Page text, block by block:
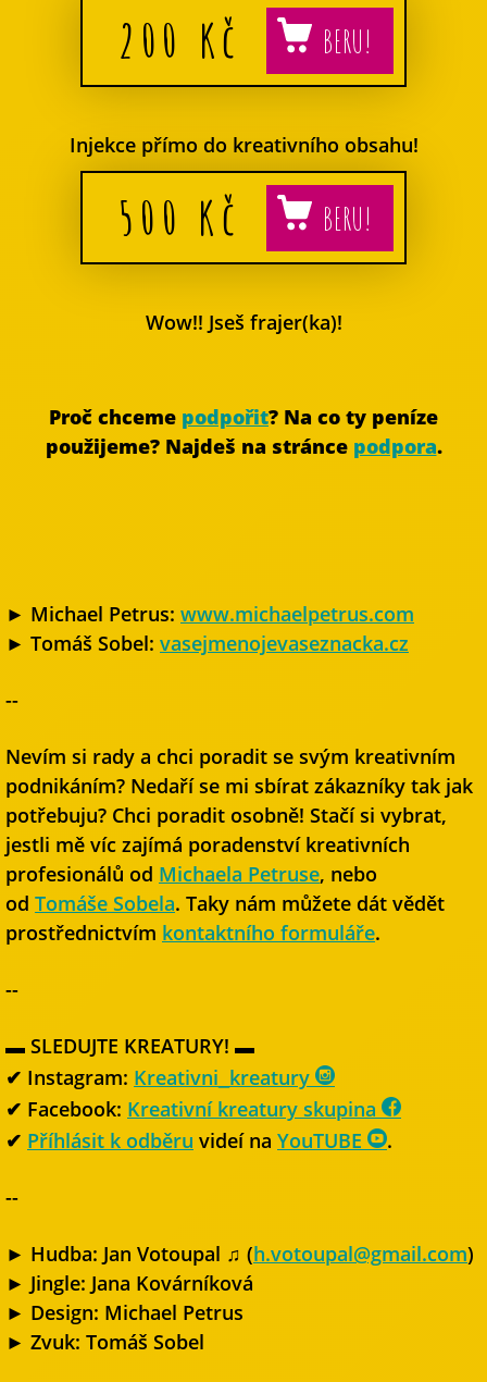
200 Kč
Injekce přímo do kreativního obsahu!
500 Kč
Wow!! Jseš frajer(ka)!
Proč chceme podpořit? Na co ty peníze
použijeme? Najdeš na stránce podpora.
► Michael Petrus: www.michaelpetrus.com
► Tomáš Sobel: vasejmenojevaseznacka.cz
--
Nevím si rady a chci poradit se svým kreativním
podnikáním? Nedaří se mi sbírat zákazníky tak jak
potřebuju? Chci poradit osobně! Stačí si vybrat,
jestli mě víc zajímá poradenství kreativních
profesionálů od Michaela Petruse, nebo
od Tomáše Sobela. Taky nám můžete dát vědět
prostřednictvím kontaktního formuláře.
--
▬ SLEDUJTE KREATURY! ▬
✔ Instagram: Kreativni_kreatury
✔ Facebook: Kreativní kreatury skupina
✔ Příhlásit k odběru videí na YouTUBE .
--
► Hudba: Jan Votoupal ♫ (h.votoupal@gmail.com)
► Jingle: Jana Kovárníková
► Design: Michael Petrus
► Zvuk: Tomáš Sobel